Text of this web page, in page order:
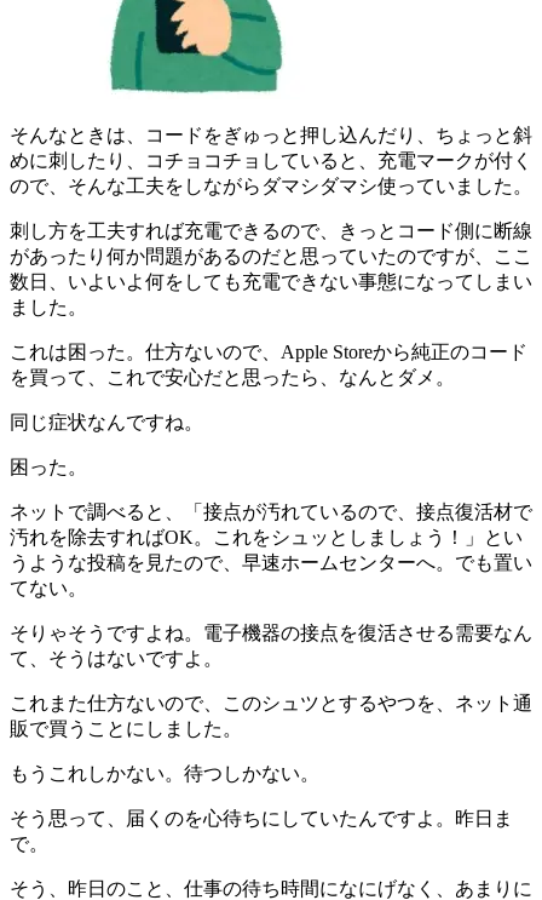
そんなときは、コードをぎゅっと押し込んだり、ちょっと斜
めに刺したり、コチョコチョしていると、充電マークが付く
ので、そんな工夫をしながらダマシダマシ使っていました。
刺し方を工夫すれば充電できるので、きっとコード側に断線
があったり何か問題があるのだと思っていたのですが、ここ
数日、いよいよ何をしても充電できない事態になってしまい
ました。
これは困った。仕方ないので、Apple Storeから純正のコード
を買って、これで安心だと思ったら、なんとダメ。
同じ症状なんですね。
困った。
ネットで調べると、「接点が汚れているので、接点復活材で
汚れを除去すればOK。これをシュッとしましょう！」とい
うような投稿を見たので、早速ホームセンターへ。でも置い
てない。
そりゃそうですよね。電子機器の接点を復活させる需要なん
て、そうはないですよ。
これまた仕方ないので、このシュツとするやつを、ネット通
販で買うことにしました。
もうこれしかない。待つしかない。
そう思って、届くのを心待ちにしていたんですよ。昨日ま
で。
そう、昨日のこと、仕事の待ち時間になにげなく、あまりに